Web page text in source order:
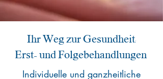
Ihr Weg zur Gesundheit:
Erst- und Folgebehandlungen
Individuelle und ganzheitliche